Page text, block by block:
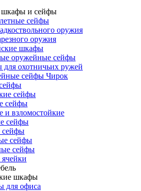
и сейфы
сейфы
оружия
оружия
шкафы
оружейные сейфы
охотничьих ружей
сейфы Чирок
сейфы
сейфы
и взломостойкие
сейфы
сейфы
сейфы
сейфы
шкафы
для офиса